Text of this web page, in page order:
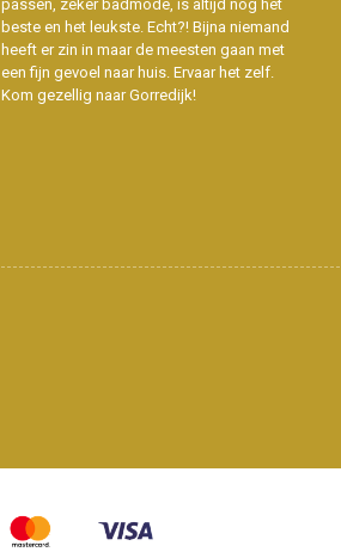
passen, zeker badmode, is altijd nog het
beste en het leukste. Echt?! Bijna niemand
heeft er zin in maar de meesten gaan met
een fijn gevoel naar huis. Ervaar het zelf.
Kom gezellig naar Gorredijk!